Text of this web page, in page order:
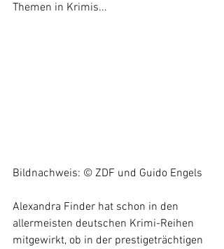
Themen in Krimis...
Bildnachweis: © ZDF und Guido Engels
Alexandra Finder hat schon in den
allermeisten deutschen Krimi-Reihen
mitgewirkt, ob in der prestigeträchtigen